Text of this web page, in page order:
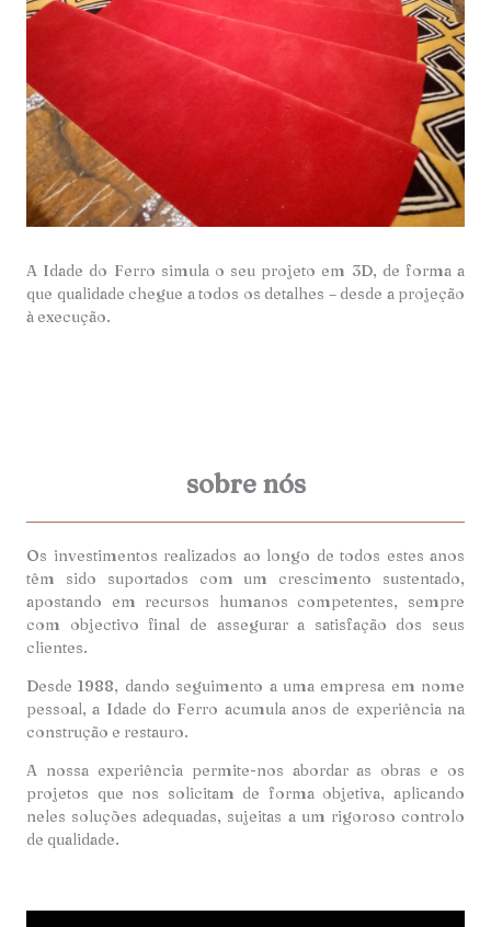
A Idade do Ferro simula o seu projeto em 3D, de forma a
que qualidade chegue a todos os detalhes – desde a projeção
à execução.
sobre nós
Os investimentos realizados ao longo de todos estes anos
têm sido suportados com um crescimento sustentado,
apostando em recursos humanos competentes, sempre
com objectivo final de assegurar a satisfação dos seus
clientes.
Desde 1988, dando seguimento a uma empresa em nome
pessoal, a Idade do Ferro acumula anos de experiência na
construção e restauro.
A nossa experiência permite-nos abordar as obras e os
projetos que nos solicitam de forma objetiva, aplicando
neles soluções adequadas, sujeitas a um rigoroso controlo
de qualidade.